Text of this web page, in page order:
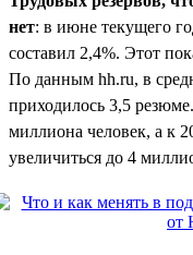
нет: в июне текущего
составил 2,4%. Этот
По данным hh.ru, в
приходилось 3,5
миллиона человек, а к
увеличиться до 4